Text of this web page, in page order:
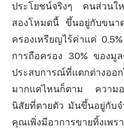
ประโยชน์จริงๆ คนส่วนใ
สองโหมดนี้ ขึ้นอยู่กับขนา
ครองเหรียญไร้ค่าแค่
การถือครอง 30% ของมู
ประสบการณ์ที่แตกต่างอ
มากแค่ไหนก็ตาม ความอ
นิสัยที่ตายตัว มันขึ้นอยู่กับจ
คุณเพิ่งมีอาการขายทิ้งเพ